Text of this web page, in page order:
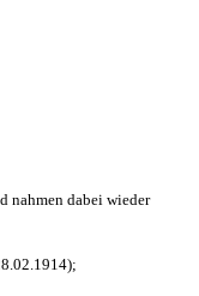
nahmen dabei wieder